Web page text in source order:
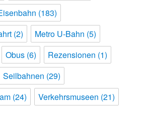
(183)
(2) Metro U-Bahn (5)
Obus (6) Rezensionen (1)
Seilbahnen (29)
(24) Verkehrsmuseen (21)